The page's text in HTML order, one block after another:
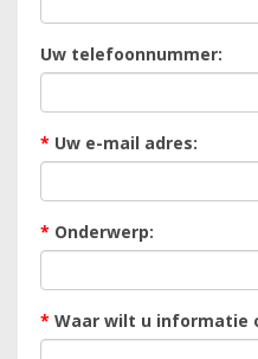
Uw telefoonnummer:
* Uw e-mail adres:
* Onderwerp:
* Waar wilt u informatie